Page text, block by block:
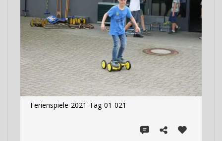
Ferienspiele-2021-Tag-01-021